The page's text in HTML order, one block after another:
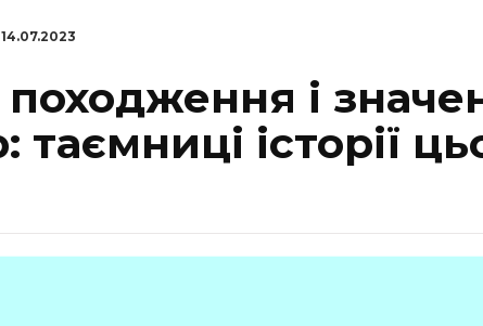
14.07.2023
і
таємниці історії